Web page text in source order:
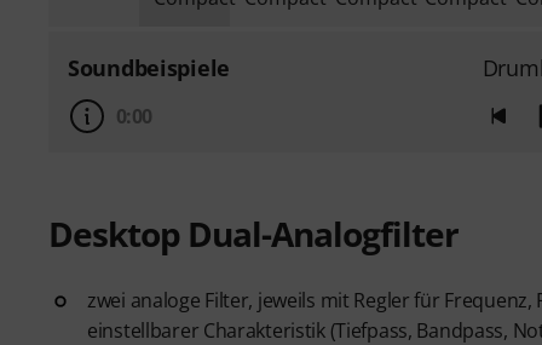
Soundbeispiele
0:00
Desktop Dual-Analogfilter
zwei analoge Filter, jeweils mit Regler für
einstellbarer Charakteristik (Tiefpass, Bandpass,